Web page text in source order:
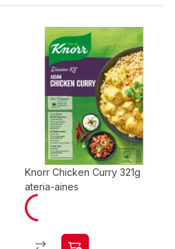
Knorr Chicken Curry 321g
ateria-aines